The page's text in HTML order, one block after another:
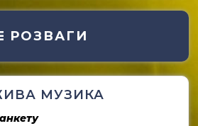
РОЗВАГИ
МУЗИКА